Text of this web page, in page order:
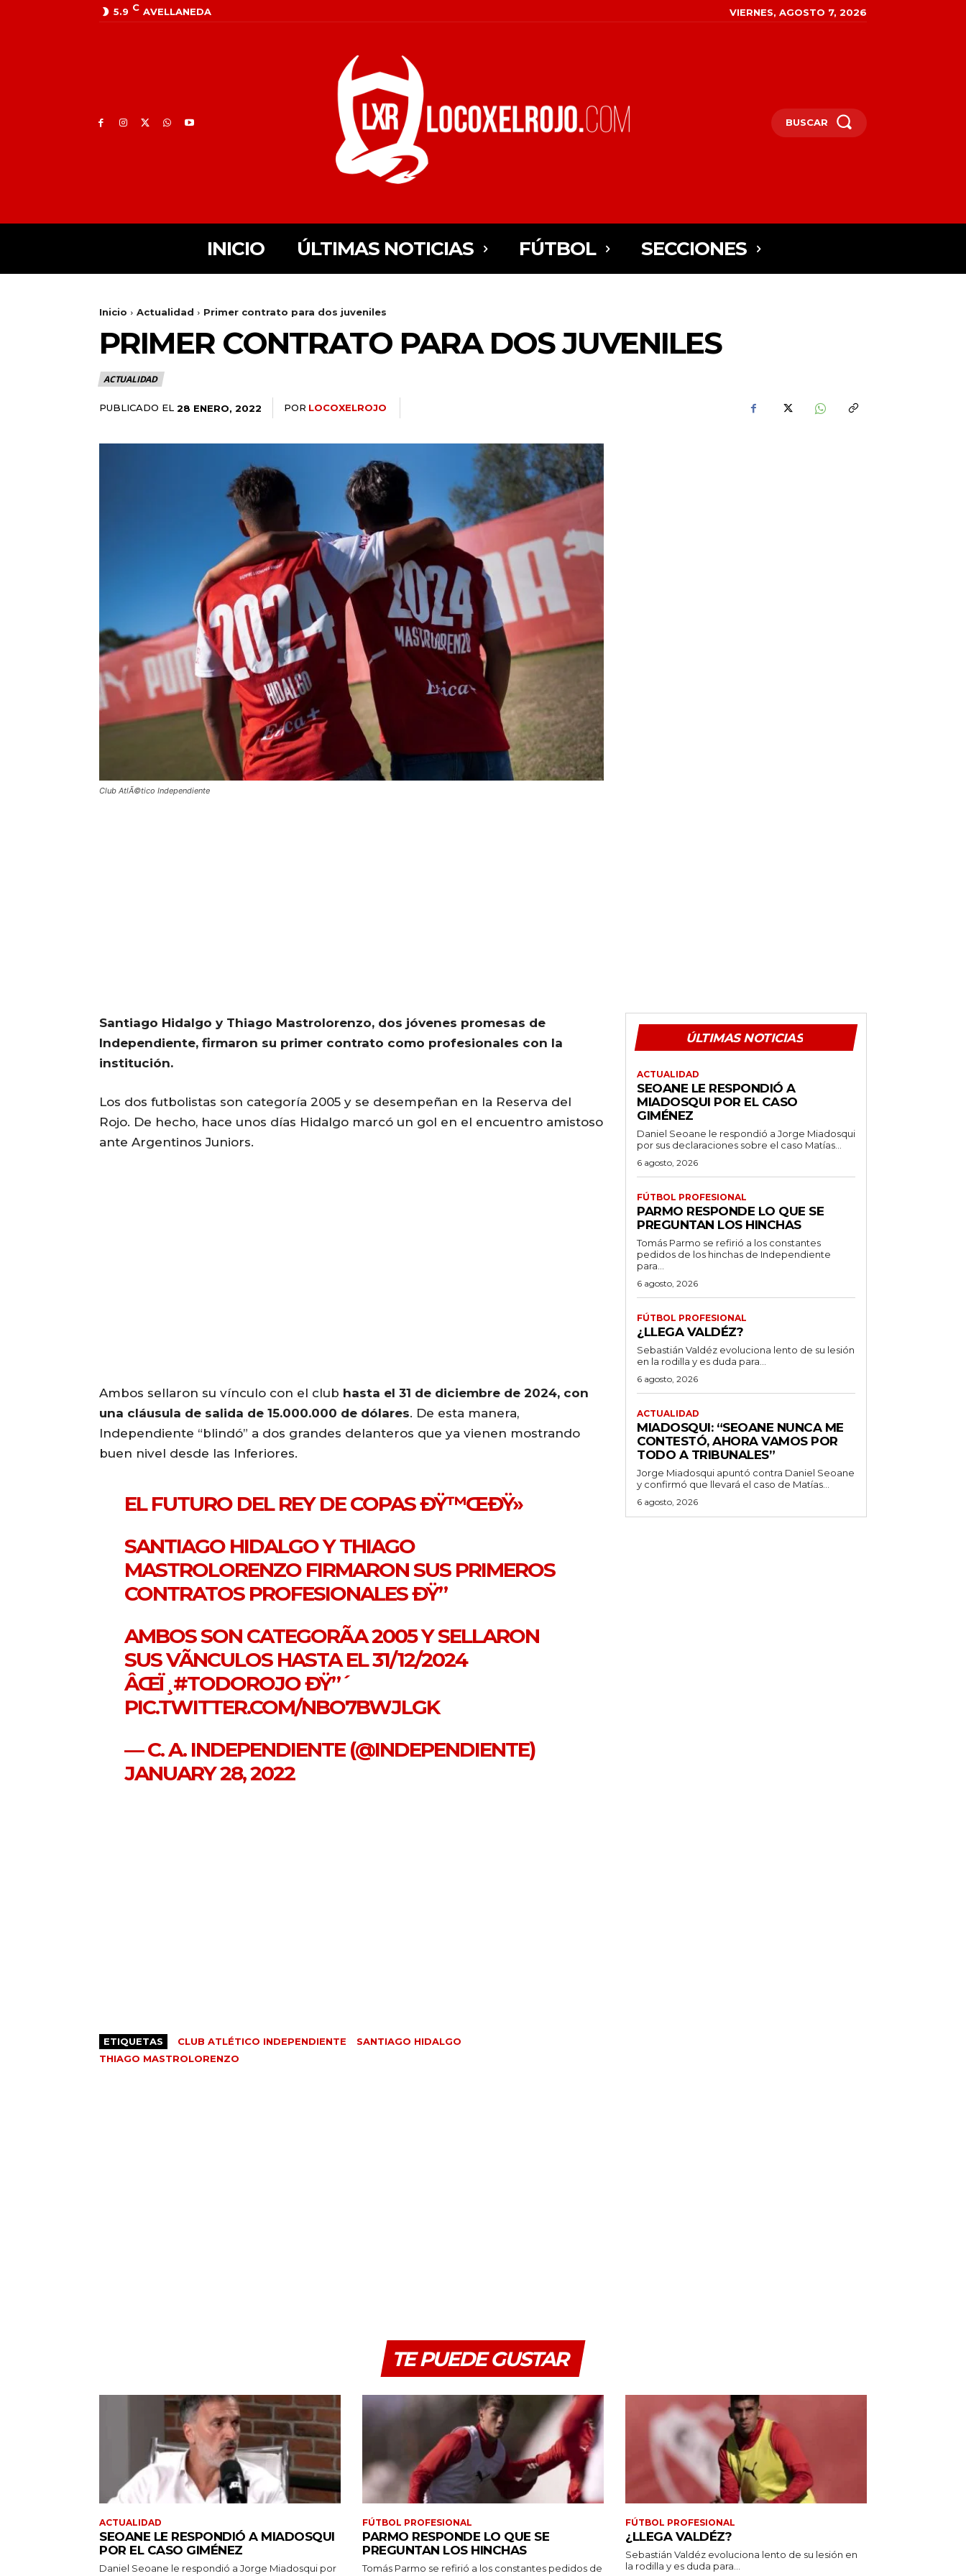
5.9 C AVELLANEDA VIERNES, AGOSTO 7, 2026
BUSCAR
INICIO ÚLTIMAS NOTICIAS FÚTBOL SECCIONES
Inicio Actualidad Primer contrato para dos juveniles
PRIMER CONTRATO PARA DOS JUVENILES
ACTUALIDAD
PUBLICADO EL 28 ENERO, 2022 POR LOCOXELROJO
Club AtlÃ©tico Independiente
Santiago Hidalgo y Thiago Mastrolorenzo, dos jóvenes promesas de
Independiente, firmaron su primer contrato como profesionales con la
institución.
Los dos futbolistas son categoría 2005 y se desempeñan en la Reserva del
Rojo. De hecho, hace unos días Hidalgo marcó un gol en el encuentro amistoso
ante Argentinos Juniors.
Ambos sellaron su vínculo con el club hasta el 31 de diciembre de 2024, con
una cláusula de salida de 15.000.000 de dólares. De esta manera,
Independiente “blindó” a dos grandes delanteros que ya vienen mostrando
buen nivel desde las Inferiores.
EL FUTURO DEL REY DE COPAS ÐŸ™ŒÐŸ»
SANTIAGO HIDALGO Y THIAGO
MASTROLORENZO FIRMARON SUS PRIMEROS
CONTRATOS PROFESIONALES ÐŸ”
AMBOS SON CATEGORÃ­A 2005 Y SELLARON
SUS VÃ­NCULOS HASTA EL 31/12/2024
ÂŒÏ¸#TODOROJOÐŸ”´
PIC.TWITTER.COM/NBO7BWJLGK
— C. A. INDEPENDIENTE (@INDEPENDIENTE)
JANUARY 28, 2022
ETIQUETAS CLUB ATLÉTICO INDEPENDIENTE
SANTIAGO HIDALGO
THIAGO MASTROLORENZO
ÚLTIMAS NOTICIAS
ACTUALIDAD
SEOANE LE RESPONDIÓ A
MIADOSQUI POR EL CASO
GIMÉNEZ
Daniel Seoane le respondió a Jorge Miadosqui
por sus declaraciones sobre el caso Matías...
6 agosto, 2026
FÚTBOL PROFESIONAL
PARMO RESPONDE LO QUE SE
PREGUNTAN LOS HINCHAS
Tomás Parmo se refirió a los constantes
pedidos de los hinchas de Independiente
para...
6 agosto, 2026
FÚTBOL PROFESIONAL
¿LLEGA VALDÉZ?
Sebastián Valdéz evoluciona lento de su lesión
en la rodilla y es duda para...
6 agosto, 2026
ACTUALIDAD
MIADOSQUI: “SEOANE NUNCA ME
CONTESTÓ, AHORA VAMOS POR
TODO A TRIBUNALES”
Jorge Miadosqui apuntó contra Daniel Seoane
y confirmó que llevará el caso de Matías...
6 agosto, 2026
TE PUEDE GUSTAR
ACTUALIDAD
SEOANE LE RESPONDIÓ A MIADOSQUI
POR EL CASO GIMÉNEZ
Daniel Seoane le respondió a Jorge Miadosqui por
FÚTBOL PROFESIONAL
PARMO RESPONDE LO QUE SE
PREGUNTAN LOS HINCHAS
Tomás Parmo se refirió a los constantes pedidos de
FÚTBOL PROFESIONAL
¿LLEGA VALDÉZ?
Sebastián Valdéz evoluciona lento de su lesión en
la rodilla y es duda para...